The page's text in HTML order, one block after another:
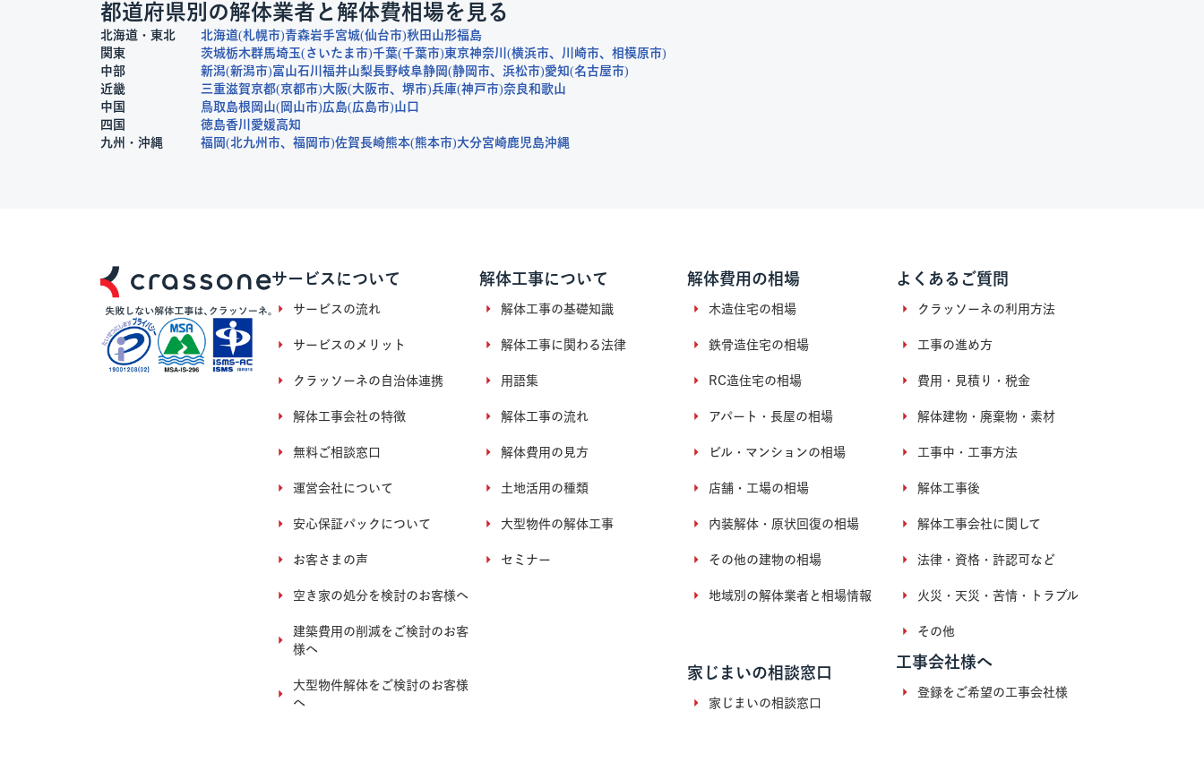
都道府県別の解体業者と解体費相場を見る
北海道・東北 北海道 札幌市 青森岩手宮城 仙台市 秋田 山形福島
関東
茨城栃木群馬埼玉 さいたま市 千葉 千葉市 東京神奈川 横浜市 川崎市
相模原市
中部
新潟 新潟市 富山石川 福井山梨長野岐阜静岡 静岡市 浜松市 愛知 名古屋市
近畿
三重滋賀京都 京都市 大阪 大阪市 堺市 兵庫 神戸市 奈良和歌山
中国
鳥取島根 岡山 岡山市 広島 広島市 山口
四国
徳島香川 愛媛高知
九州・沖縄
福岡 北九州市 福岡市 佐賀長崎熊本 熊本市 大分宮崎鹿児島沖縄
サービスについて
サービスの流れ
サービスのメリット
クラッソーネの自治体連携
解体工事会社の特徴
無料ご相談窓口
運営会社について
安心保証パックについて
お客さまの声
空き家の処分を検討のお客様へ
建築費用の削減をご検討のお客
様へ
大型物件解体をご検討のお客様
へ
解体工事について
解体工事の基礎知識
解体工事に関わる法律
用語集
解体工事の流れ
解体費用の見方
土地活用の種類
大型物件の解体工事
セミナー
解体費用の相場
木造住宅の相場
鉄骨造住宅の相場
RC造住宅の相場
アパート・長屋の相場
ビル・マンションの相場
店舗・工場の相場
内装解体・原状回復の相場
その他の建物の相場
地域別の解体業者と相場情報
家じまいの相談窓口
家じまいの相談窓口
よくあるご質問
クラッソーネの利用方法
工事の進め方
費用・見積り・税金
解体建物・廃棄物・素材
工事中・工事方法
解体工事後
解体工事会社に関して
法律・資格・許認可など
火災・天災・苦情・トラブル
その他
工事会社様へ
登録をご希望の工事会社様